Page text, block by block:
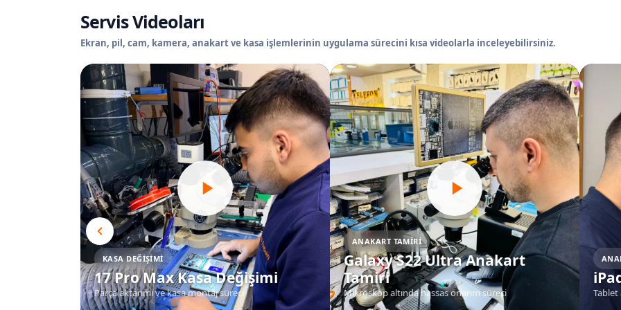
Servis Videoları
Ekran, pil, cam, kamera, anakart ve kasa işlemlerinin uygulama sürecini kısa videolarla inceleyebilirsiniz.
KASA DEĞIŞIMI
17 Pro Max Kasa Değişimi
Parça aktarımı ve kasa montaj süreci
ANAKART TAMIRI
Galaxy S22 Ultra Anakart
Tamiri
Mikroskop altında hassas onarım süreci Tablet